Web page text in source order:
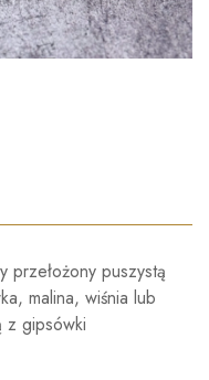
przełożony puszystą
malina, wiśnia lub
z gipsówki